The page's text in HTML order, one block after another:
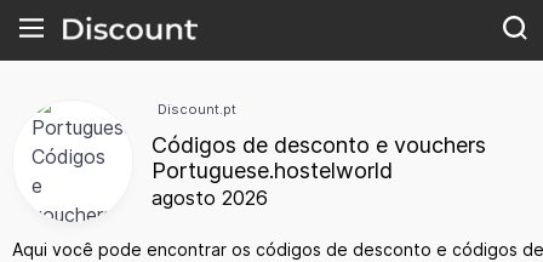
Discount.pt
Códigos de desconto e vouchers
Portuguese.hostelworld
agosto 2026
Aqui você pode encontrar os códigos de desconto e códigos de